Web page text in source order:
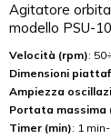
Agitatore
modello PSU-
Velocità (rpm):
Dimensioni
Ampiezza
Portata massima
Timer (min): 1